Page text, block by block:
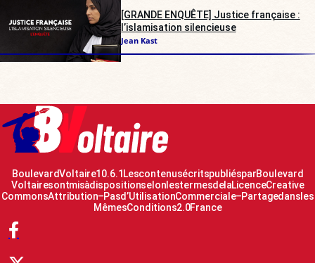
[GRANDE ENQUÊTE] Justice française :
l’islamisation silencieuse
Jean Kast
Boulevard Voltaire 10.6.1 Les contenus écrits publiés par Boulevard
Voltaire sont mis à disposition selon les termes de la Licence Creative
Commons Attribution – Pas d’Utilisation Commerciale – Partage dans les
Mêmes Conditions 2.0 France